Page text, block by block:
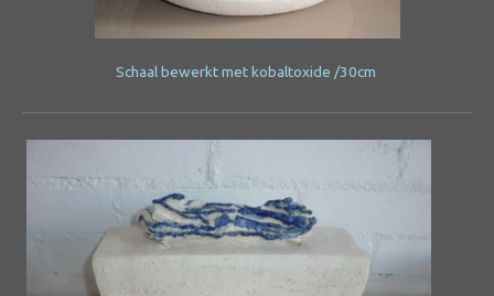
Schaal bewerkt met kobaltoxide /30cm